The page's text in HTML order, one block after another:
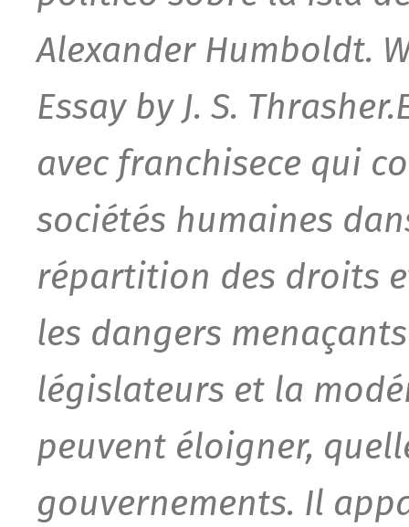
Alexander Humboldt.
Essay by J. S. Thrasher.
avec franchisece qui
sociétés humaines
répartition des droits
les dangers
législateurs et la
peuvent éloigner,
gouvernements. Il